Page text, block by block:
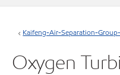
Kaifeng-Air-Separation-
Oxygen